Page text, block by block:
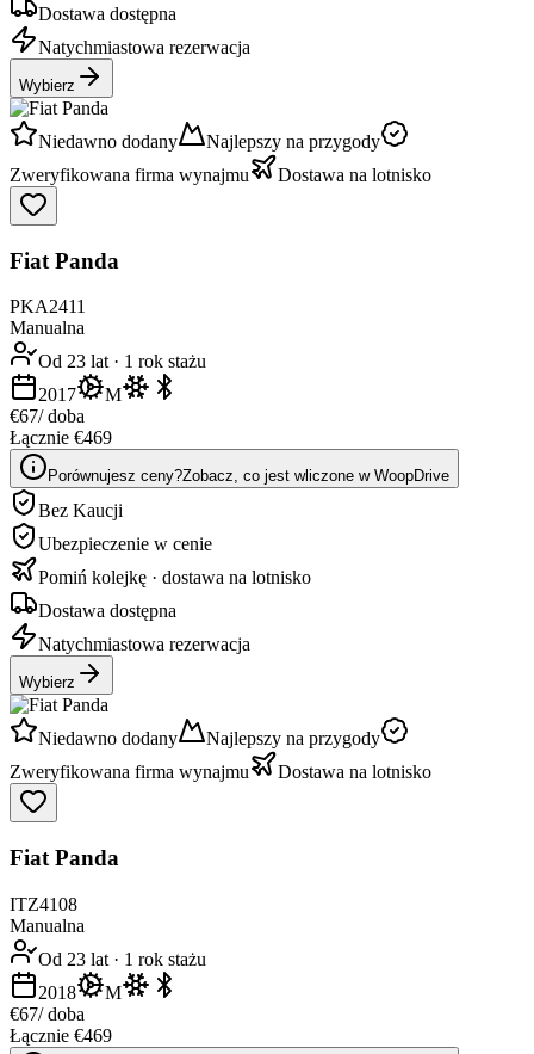
Dostawa dostępna
Natychmiastowa rezerwacja
Wybierz
Niedawno dodany
Najlepszy na przygody
Zweryfikowana firma wynajmu
Dostawa na lotnisko
Fiat Panda
PKA2411
Manualna
Od 23 lat · 1 rok stażu
2017
M
€67/ doba
Łącznie €469
Porównujesz ceny?Zobacz, co jest wliczone w WoopDrive
Bez Kaucji
Ubezpieczenie w cenie
Pomiń kolejkę · dostawa na lotnisko
Dostawa dostępna
Natychmiastowa rezerwacja
Wybierz
Niedawno dodany
Najlepszy na przygody
Zweryfikowana firma wynajmu
Dostawa na lotnisko
Fiat Panda
ITZ4108
Manualna
Od 23 lat · 1 rok stażu
2018
M
€67/ doba
Łącznie €469